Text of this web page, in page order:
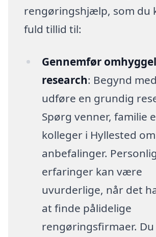
rengøringshjælp, som du
fuld tillid til:
Gennemfør
research: Begynd
udføre en grundig
Spørg venner, familie
kolleger i Hyllested
anbefalinger.
erfaringer kan være
uvurderlige, når det
at finde pålidelige
rengøringsfirmaer. Du